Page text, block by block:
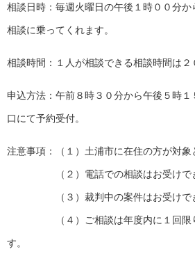
相談日時：毎週火曜日の午後１時００分か
相談に乗ってくれます。
相談時間：１人が相談できる相談時間は２
申込方法：午前８時３０分から午後５時
口にて予約受付。
注意事項：（１）土浦市に在住の方が対象
（２）電話での相談はお受けでき
（３）裁判中の案件はお受けでき
（４）ご相談は年度内に１回限り
す。